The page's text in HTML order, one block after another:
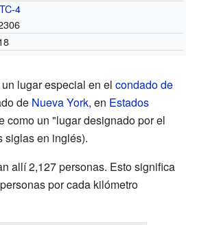
4
lugar especial en el condado de
de Nueva York, en Estados
como un "lugar designado por el
siglas en inglés).
allí 2,127 personas. Esto significa
por cada kilómetro